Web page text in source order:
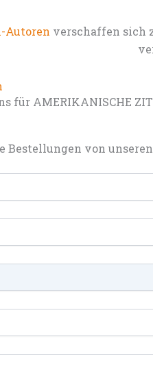
Autoren verschaffen sich
für AMERIKANISCHE
Bestellungen von